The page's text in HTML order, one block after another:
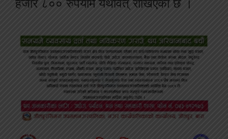
हजार ८०० रुपैयाँमै यथावत् राखिएको छ ।